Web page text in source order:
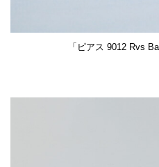
「ピアス 9012 Rvs